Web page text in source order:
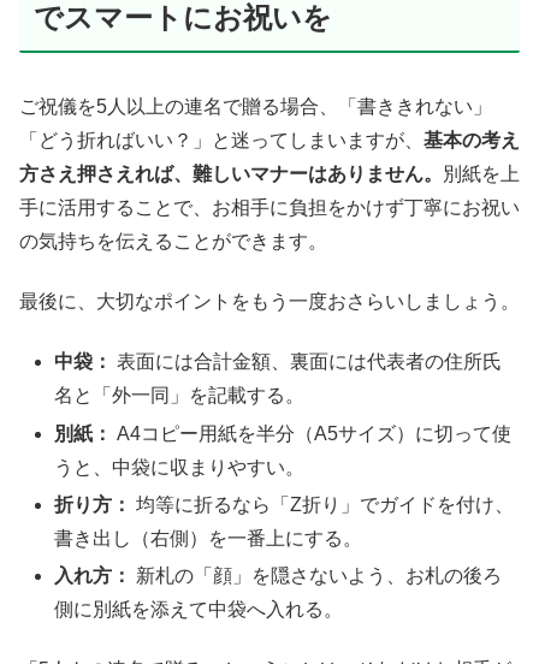
でスマートにお祝いを
ご祝儀を5人以上の連名で贈る場合、「書ききれない」
「どう折ればいい？」と迷ってしまいますが、 基本の考え
方さえ押さえれば、難しいマナーはありません。
別紙を上
手に活用することで、お相手に負担をかけず丁寧にお祝い
の気持ちを伝えることができます。
最後に、大切なポイントをもう一度おさらいしましょう。
中袋： 表面には合計金額、裏面には代表者の住所氏
名と「外一同」を記載する。
別紙： A4コピー用紙を半分（A5サイズ）に切って使
うと、中袋に収まりやすい。
折り方： 均等に折るなら「Z折り」でガイドを付け、
書き出し（右側）を一番上にする。
入れ方：
新札の「顔」を隠さないよう、お札の後ろ
側に別紙を添えて中袋へ入れる。